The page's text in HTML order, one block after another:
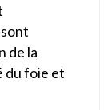
de la
du foie et